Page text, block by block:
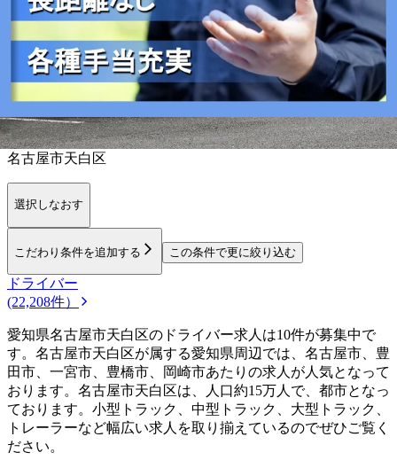
勤務エリア
名古屋市天白区
選択しなおす
こだわり条件を追加する この条件で更に絞り込む
ドライバー
(22,208件）
愛知県名古屋市天白区のドライバー求人は10件が募集中で
す。名古屋市天白区が属する愛知県周辺では、名古屋市、豊
田市、一宮市、豊橋市、岡崎市あたりの求人が人気となって
おります。名古屋市天白区は、人口約15万人で、都市となっ
ております。小型トラック、中型トラック、大型トラック、
トレーラーなど幅広い求人を取り揃えているのでぜひご覧く
ださい。